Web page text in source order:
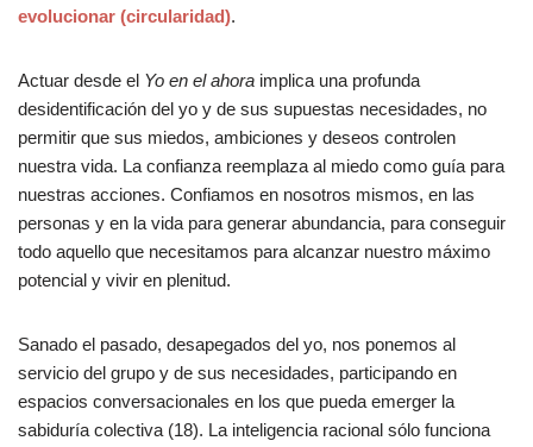
evolucionar (circularidad).
Actuar desde el Yo en el ahora implica una profunda
desidentificación del yo y de sus supuestas necesidades, no
permitir que sus miedos, ambiciones y deseos controlen
nuestra vida. La confianza reemplaza al miedo como guía para
nuestras acciones. Confiamos en nosotros mismos, en las
personas y en la vida para generar abundancia, para conseguir
todo aquello que necesitamos para alcanzar nuestro máximo
potencial y vivir en plenitud.
Sanado el pasado, desapegados del yo, nos ponemos al
servicio del grupo y de sus necesidades, participando en
espacios conversacionales en los que pueda emerger la
sabiduría colectiva (18). La inteligencia racional sólo funciona